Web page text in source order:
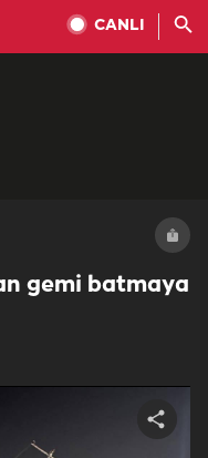
CANLI
gemi batmaya
Share